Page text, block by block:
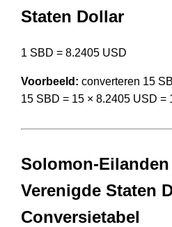
Staten Dollar
1 SBD = 8.2405 USD
Voorbeeld: converteren 15
15 SBD = 15 × 8.2405 USD =
Solomon-
Verenigde Staten
Conversietabel